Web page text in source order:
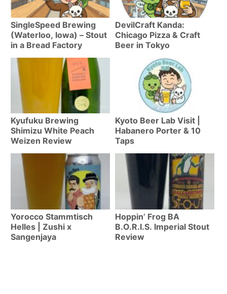
SingleSpeed Brewing
(Waterloo, Iowa) – Stout
in a Bread Factory
DevilCraft Kanda:
Chicago Pizza & Craft
Beer in Tokyo
Kyufuku Brewing
Shimizu White Peach
Weizen Review
Kyoto Beer Lab Visit |
Habanero Porter & 10
Taps
Yorocco Stammtisch
Helles | Zushi x
Sangenjaya
Hoppin’ Frog BA
B.O.R.I.S. Imperial Stout
Review